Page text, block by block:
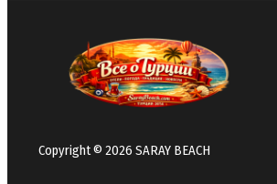
Copyright © 2026 SARAY BEACH